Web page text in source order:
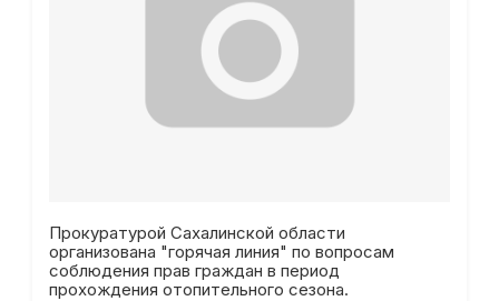
Прокуратурой Сахалинской области
организована "горячая линия" по вопросам
соблюдения прав граждан в период
прохождения отопительного сезона.